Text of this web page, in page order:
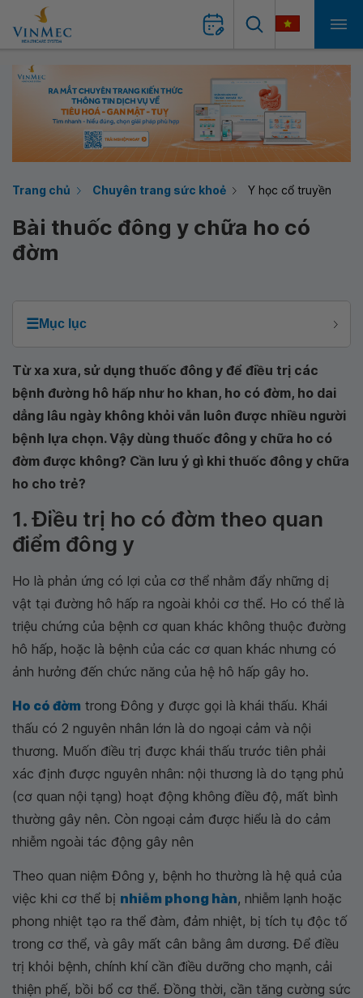
Trang chủ Chuyên trang sức khoẻ Y học cổ truyền
Bài thuốc đông y chữa ho có
đờm
☰Mục lục
Từ xa xưa, sử dụng thuốc đông y để điều trị các
bệnh đường hô hấp như ho khan, ho có đờm, ho dai
dẳng lâu ngày không khỏi vẫn luôn được nhiều người
bệnh lựa chọn. Vậy dùng thuốc đông y chữa ho có
đờm được không? Cần lưu ý gì khi thuốc đông y chữa
ho cho trẻ?
1. Điều trị ho có đờm theo quan
điểm đông y
Ho là phản ứng có lợi của cơ thể nhằm đẩy những dị
vật tại đường hô hấp ra ngoài khỏi cơ thể. Ho có thể là
triệu chứng của bệnh cơ quan khác không thuộc đường
hô hấp, hoặc là bệnh của các cơ quan khác nhưng có
ảnh hưởng đến chức năng của hệ hô hấp gây ho.
Ho có đờm trong Đông y được gọi là khái thấu. Khái
thấu có 2 nguyên nhân lớn là do ngoại cảm và nội
thương. Muốn điều trị được khái thấu trước tiên phải
xác định được nguyên nhân: nội thương là do tạng phủ
(cơ quan nội tạng) hoạt động không điều độ, mất bình
thường gây nên. Còn ngoại cảm được hiểu là do cảm
nhiễm ngoài tác động gây nên
Theo quan niệm Đông y, bệnh ho thường là hệ quả của
việc khi cơ thể bị nhiễm phong hàn, nhiễm lạnh hoặc
phong nhiệt tạo ra thể đàm, đảm nhiệt, bị tích tụ độc tố
trong cơ thể, và gây mất cân bằng âm dương. Để điều
trị khỏi bệnh, chính khí cần điều dưỡng cho mạnh, cải
thiện phế, bồi bổ cơ thể. Đồng thời, cần tăng cường sức